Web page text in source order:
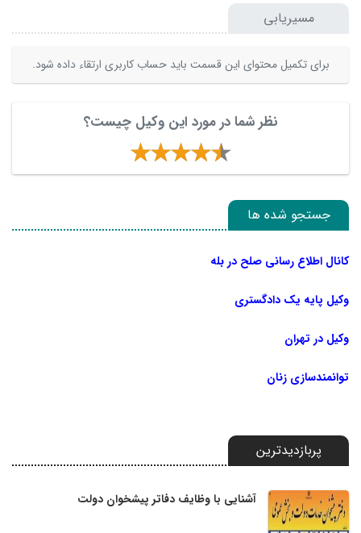
مسیریابی
برای تکمیل محتوای این قسمت باید حساب کاربری ارتقاء داده شود.
نظر شما در مورد این وکیل چیست؟
جستجو شده ها
کانال اطلاع رسانی صلح در بله
وکیل پایه یک دادگستری
وکیل در تهران
توانمندسازی زنان
پربازدیدترین
آشنایی با وظایف دفاتر پیشخوان دولت